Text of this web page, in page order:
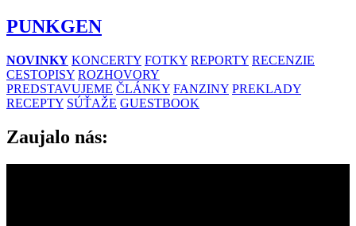
PUNKGEN
NOVINKY KONCERTY FOTKY REPORTY RECENZIE
CESTOPISY ROZHOVORY
PREDSTAVUJEME ČLÁNKY FANZINY PREKLADY
RECEPTY SÚŤAŽE GUESTBOOK
Zaujalo nás: